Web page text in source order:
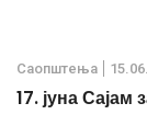
Саопштења
17. јуна